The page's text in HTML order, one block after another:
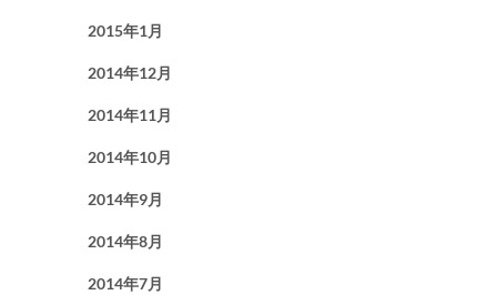
2015年1月
2014年12月
2014年11月
2014年10月
2014年9月
2014年8月
2014年7月